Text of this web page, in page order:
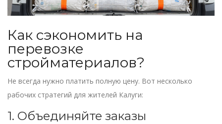
Как сэкономить на
перевозке
стройматериалов?
Не всегда нужно платить полную цену. Вот несколько
рабочих стратегий для жителей Калуги:
1. Объединяйте заказы